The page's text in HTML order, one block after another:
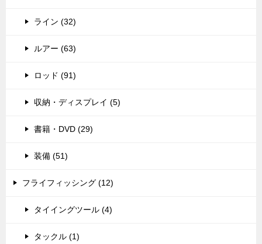
ライン (32)
ルアー (63)
ロッド (91)
収納・ディスプレイ (5)
書籍・DVD (29)
装備 (51)
フライフィッシング (12)
タイイングツール (4)
タックル (1)